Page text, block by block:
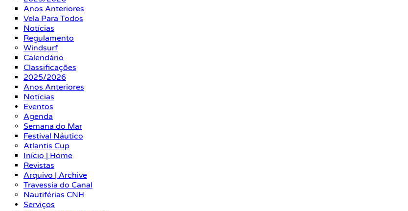
Anos Anteriores
Vela Para Todos
Notícias
Regulamento
Windsurf
Calendário
Classificações
2025/2026
Anos Anteriores
Notícias
Eventos
Agenda
Semana do Mar
Festival Náutico
Atlantis Cup
Início | Home
Revistas
Arquivo | Archive
Travessia do Canal
Nautiférias CNH
Serviços